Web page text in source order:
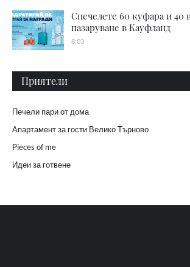
Спечелете 60 куфара и 40
пазаруване в Кауфланд
8:03
Приятели
Печели пари от дома
Апартамент за гости Велико Търново
Pieces of me
Идеи за готвене